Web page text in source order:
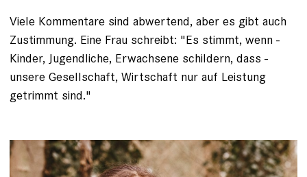
Viele Kommentare sind abwertend, aber es gibt auch
Zustimmung. Eine Frau schreibt: "Es stimmt, wenn ­
Kinder, Jugendliche, Erwachsene schildern, dass ­
unsere Gesellschaft, Wirtschaft nur auf Leistung
getrimmt sind."